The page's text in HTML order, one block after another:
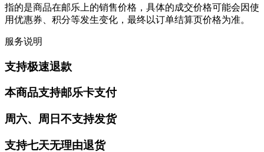
指的是商品在邮乐上的销售价格，具体的成交价格可能会因使
用优惠券、积分等发生变化，最终以订单结算页价格为准。
服务说明
支持极速退款
本商品支持邮乐卡支付
周六、周日不支持发货
支持七天无理由退货